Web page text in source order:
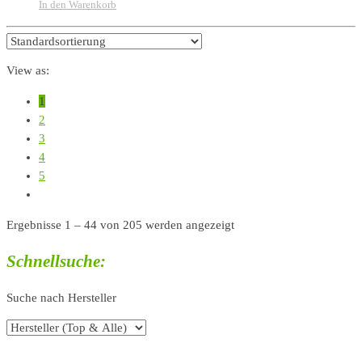
In den Warenkorb
View as:
1
2
3
4
5
Ergebnisse 1 – 44 von 205 werden angezeigt
Schnellsuche:
Suche nach Hersteller